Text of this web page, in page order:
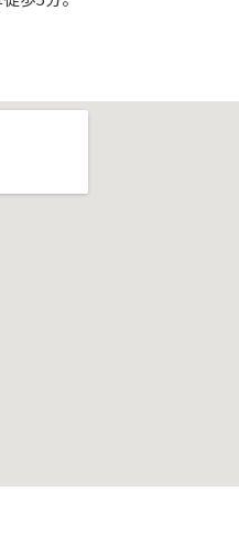
い手候補「地域未来牽